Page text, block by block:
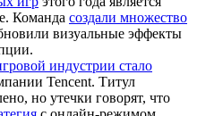
Команда создали множество
визуальные эффекты
индустрии стало
Tencent. Титул
но утечки говорят, что